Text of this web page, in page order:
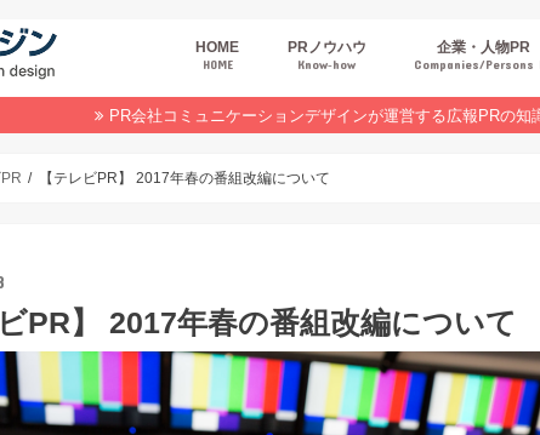
HOME
HOME
PRノウハウ
Know‐how
広報スキルUP
商品・サービスPR
デジタルPR
PRトレンド
イベントPR
業界コラム
オンラインセミナーレポート
企業・人物PR
Companies/Persons
PR会社コミュニケーションデザインが運営する広報PRの
【テレビPR】 2017年春の番組改編について
ビPR】 2017年春の番組改編について